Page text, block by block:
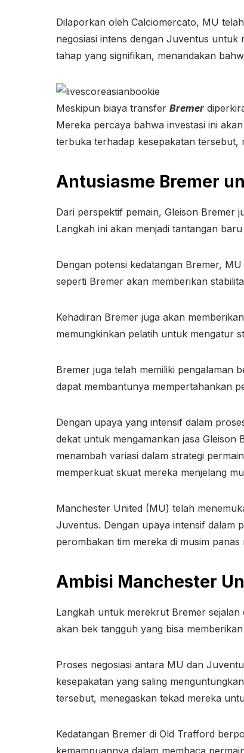
Dilaporkan oleh Calciomercato, MU
negosiasi intens dengan Juventus
tahap yang signifikan, menandakan
Meskipun biaya transfer Bremer
Mereka percaya bahwa investasi ini
terbuka terhadap kesepakatan tersebut,
Antusiasme Bremer
Dari perspektif pemain, Gleison Bremer
Langkah ini akan menjadi tantangan
Dengan potensi kedatangan Bremer,
seperti Bremer akan memberikan
Kehadiran Bremer juga akan
memungkinkan pelatih untuk mengatur
Bremer juga telah memiliki pengalaman
dapat membantunya mempertahankan
Dengan upaya yang intensif dalam
dekat untuk mengamankan jasa Gleison
menambah variasi dalam strategi
memperkuat skuat mereka menjelang
Manchester United (MU) telah
Juventus. Dengan upaya intensif dalam
perombakan tim mereka di musim panas
Ambisi Manchester
Langkah untuk merekrut Bremer
akan bek tangguh yang bisa
Proses negosiasi antara MU dan
kesepakatan yang saling
tersebut, menegaskan tekad mereka
Kedatangan Bremer di Old Trafford
kemampuannya dalam membaca